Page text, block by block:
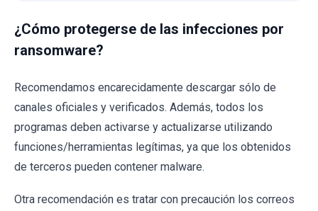
¿Cómo protegerse de las infecciones por
ransomware?
Recomendamos encarecidamente descargar sólo de
canales oficiales y verificados. Además, todos los
programas deben activarse y actualizarse utilizando
funciones/herramientas legítimas, ya que los obtenidos
de terceros pueden contener malware.
Otra recomendación es tratar con precaución los correos